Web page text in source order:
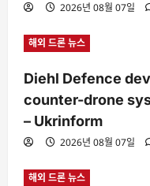
2026년 08월 07일
해외 드론 뉴스
Diehl Defence
counter-drone
– Ukrinform
2026년 08월 07일
해외 드론 뉴스